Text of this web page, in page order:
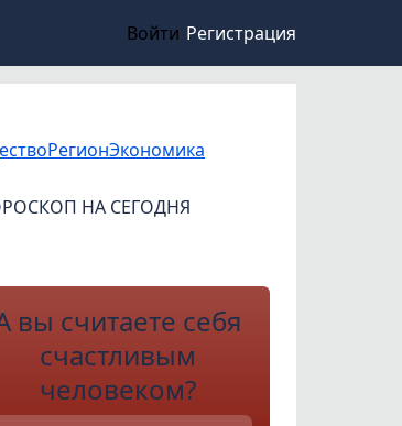
Войти Регистрация
РегионЭкономика
НА СЕГОДНЯ
вы считаете себя
счастливым
человеком?